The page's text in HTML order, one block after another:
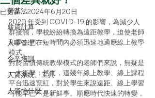
勞基法
薪資計算
人事管理
企業培訓
人資系統、工具
人資忙什麼
已更新：2024年6月20日
2020 年受到 COVID-19 的影響，為減少人
群接觸，學校紛紛轉換為遠距教學，迫使老師
和學生們在短時間內必須迅速地適應線上教學
模式。
對於習慣傳統教學模式的老師們來說，無疑是
一大衝擊；然而，這幾年線上教學、線上課程
平台迅速竄紅，對於學生來說遠距、線上學習
可能早已不是新鮮事。順應時代快速的轉變，